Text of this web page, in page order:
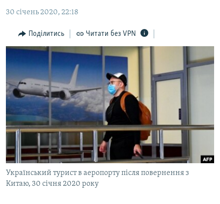
основної
Перейти
до
БЛОГИ
ПОГЛЯД
ІНТЕРВ'Ю
ВСЕ ЗА ДЕНЬ
СПЕЦПРОЕКТИ
ВІДЕОУРОКИ «ELIFBE»
СВІДЧЕННЯ ОКУПАЦІЇ
УКРАЇНСЬКА ПРОБЛЕМА КРИМУ
ІНФОГРАФІКА
ЯК ОБІЙТИ БЛОКУВАННЯ
Русский
Qırımtatar
ДОЛУЧАЙСЯ!
30 січень 2020, 22:18
Поділитись Читати без VPN
Український турист в аеропорту після повернення з
Китаю, 30 січня 2020 року